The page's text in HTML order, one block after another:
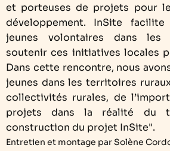
et porteuses de projets pour
développement. InSite facilite
jeunes volontaires dans les
soutenir ces initiatives locales
Dans cette rencontre, nous
jeunes dans les territoires
collectivités rurales, de
projets dans la réalité du
construction du projet InSite".
Entretien et montage par Solène